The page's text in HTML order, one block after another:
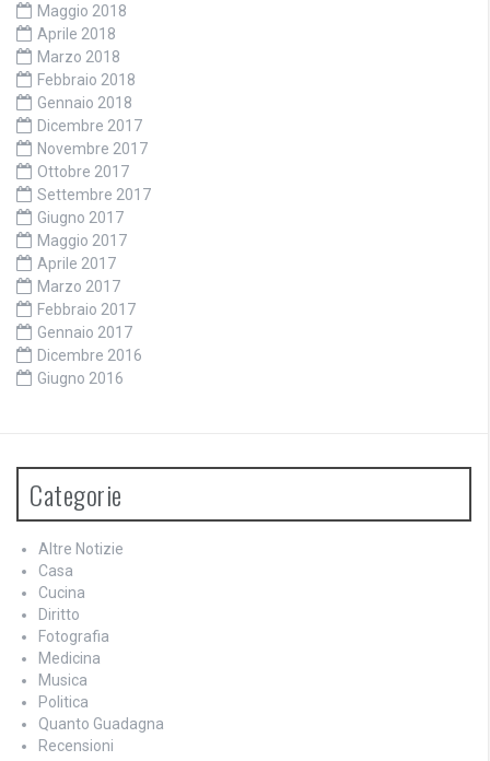
Maggio 2018
Aprile 2018
Marzo 2018
Febbraio 2018
Gennaio 2018
Dicembre 2017
Novembre 2017
Ottobre 2017
Settembre 2017
Giugno 2017
Maggio 2017
Aprile 2017
Marzo 2017
Febbraio 2017
Gennaio 2017
Dicembre 2016
Giugno 2016
Categorie
Altre Notizie
Casa
Cucina
Diritto
Fotografia
Medicina
Musica
Politica
Quanto Guadagna
Recensioni